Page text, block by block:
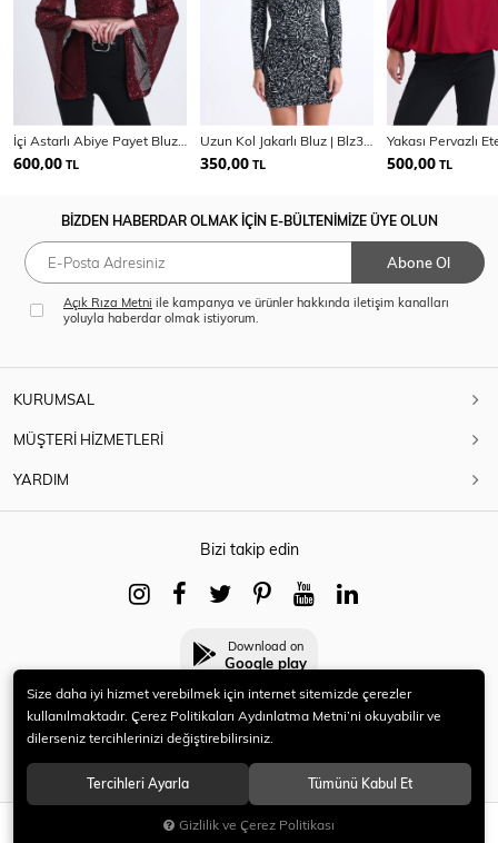
SEPETE EKLE
600,00 TL 350,00 TL 500,00 TL
BİZDEN HABERDAR OLMAK İÇİN E-BÜLTENİMİZE ÜYE OLUN
Abone Ol
Açık Rıza Metni ile kampanya ve ürünler hakkında iletişim kanalları
yoluyla haberdar olmak istiyorum.
KURUMSAL
MÜŞTERİ HİZMETLERİ
YARDIM
Bizi takip edin
Download on
Google play
© 2021 HERYENİ. Tüm hakları saklıdır.
Size daha iyi hizmet verebilmek için internet sitemizde çerezler
kullanılmaktadır. Çerez Politikaları Aydınlatma Metni’ni okuyabilir ve
dilerseniz tercihlerinizi değiştirebilirsiniz.
Tercihleri Ayarla Tümünü Kabul Et
Gizlilik ve Çerez Politikası